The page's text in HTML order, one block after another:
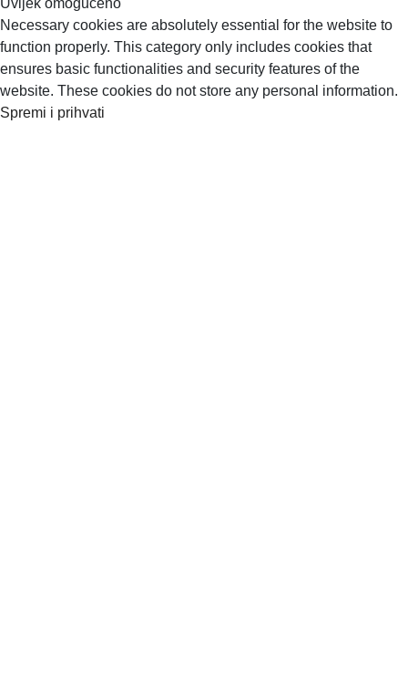
Uvijek omogućeno
Necessary cookies are absolutely essential for the website to
function properly. This category only includes cookies that
ensures basic functionalities and security features of the
website. These cookies do not store any personal information.
Spremi i prihvati